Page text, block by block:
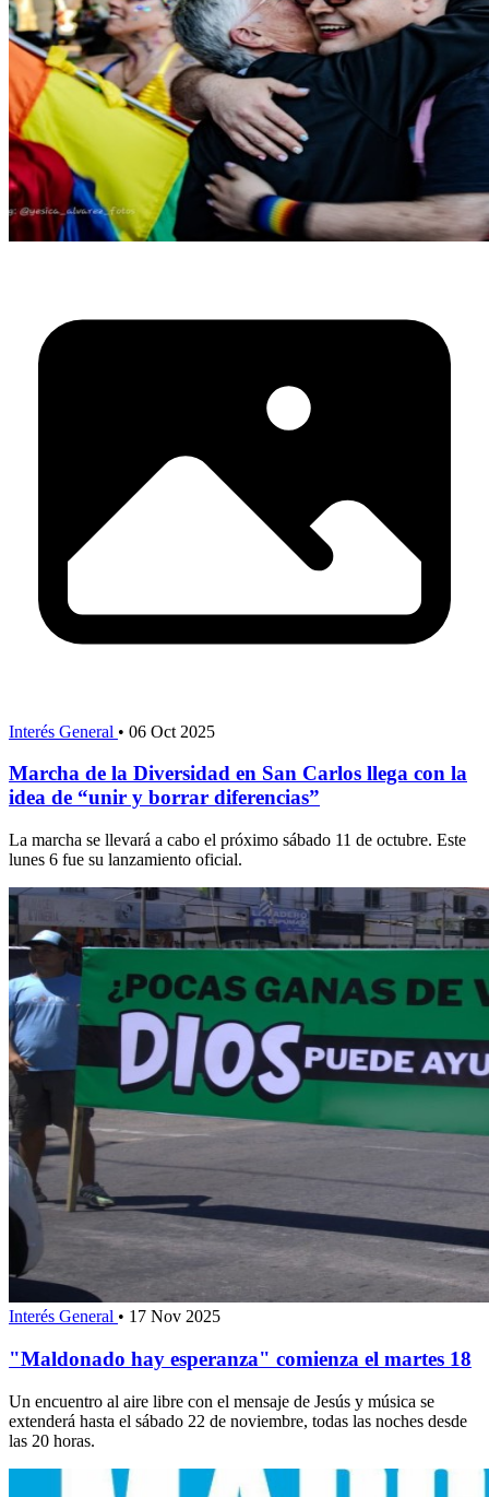
Interés General • 06 Oct 2025
Marcha de la Diversidad en San Carlos llega con la
idea de “unir y borrar diferencias”
La marcha se llevará a cabo el próximo sábado 11 de octubre. Este
lunes 6 fue su lanzamiento oficial.
Interés General • 17 Nov 2025
"Maldonado hay esperanza" comienza el martes 18
Un encuentro al aire libre con el mensaje de Jesús y música se
extenderá hasta el sábado 22 de noviembre, todas las noches desde
las 20 horas.